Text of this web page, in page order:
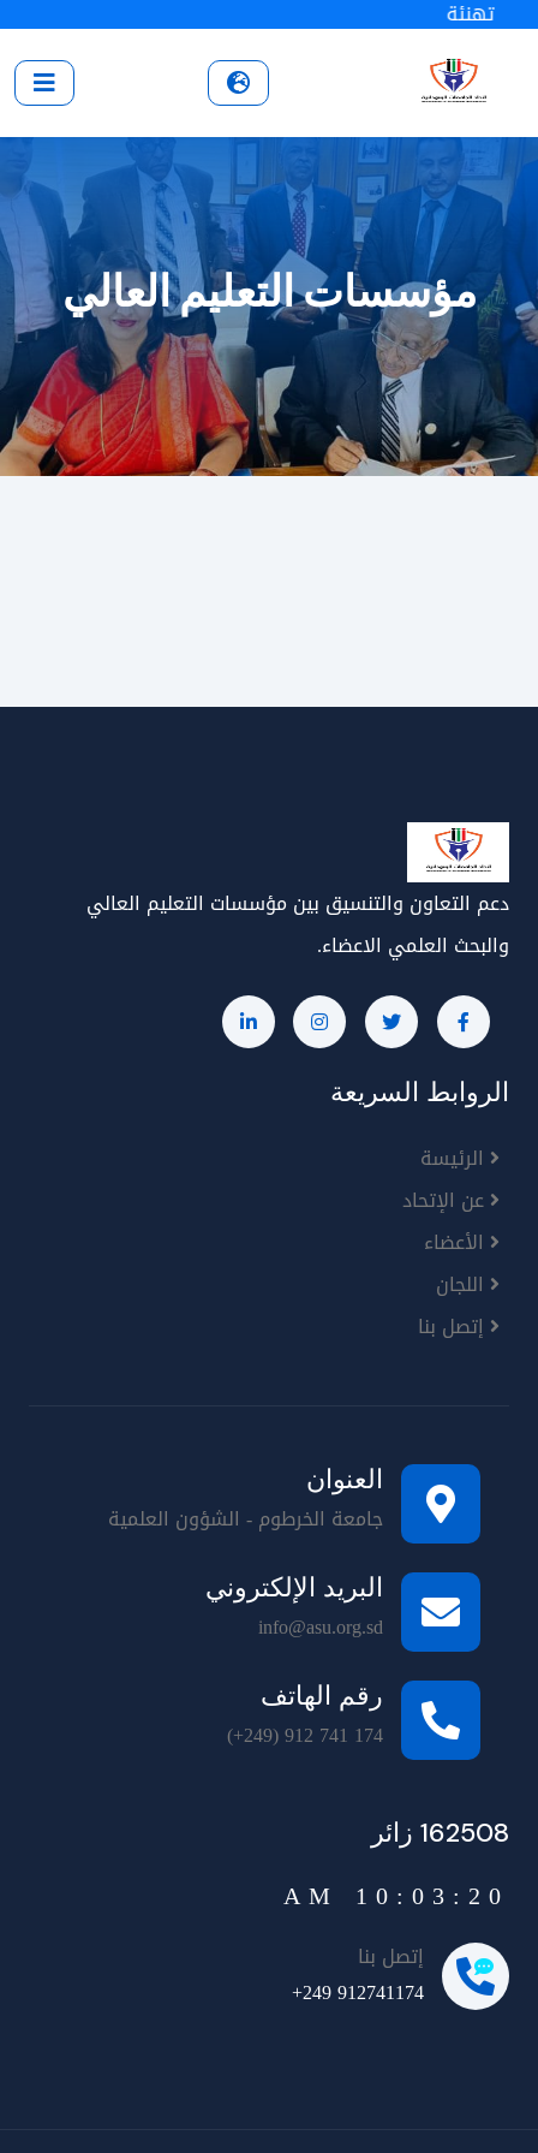
تهنئة
مؤسسات التعليم العالي
دعم التعاون والتنسيق بين مؤسسات التعليم العالي
والبحث العلمي الاعضاء.
الروابط السريعة
الرئيسة
عن الإتحاد
الأعضاء
اللجان
إتصل بنا
العنوان
جامعة الخرطوم - الشؤون العلمية
البريد الإلكتروني
info@asu.org.sd
رقم الهاتف
(+249) 912 741 174
162508 زائر
10:03:20 AM
إتصل بنا
+249 912741174